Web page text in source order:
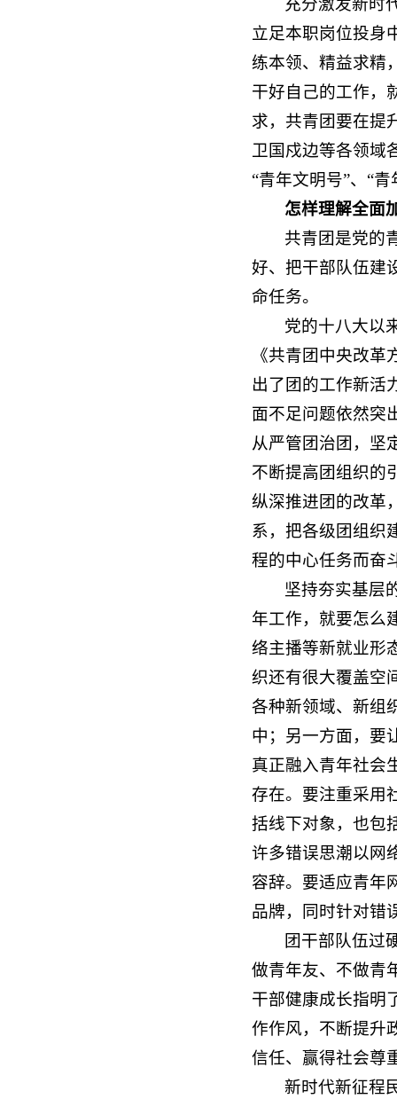
立足本职岗位投身
练本领、精益求精
干好自己的工作，
求，共青团要在提
卫国戍边等各领域
“青年文明号”、“
怎样理解全面
共青团是党的
好、把干部队伍建
命任务。
党的十八大以
《共青团中央改
出了团的工作新活
面不足问题依然突
从严管团治团，坚
不断提高团组织的
纵深推进团的改革
系，把各级团组织
程的中心任务而奋
坚持夯实基层
年工作，就要怎么
络主播等新就业形
织还有很大覆盖空
各种新领域、新组
中；另一方面，要
真正融入青年社会
存在。要注重采用
括线下对象，也包
许多错误思潮以网
容辞。要适应青年
品牌，同时针对错
团干部队伍过
做青年友、不做青
干部健康成长指明
作作风，不断提升
信任、赢得社会尊
新时代新征程